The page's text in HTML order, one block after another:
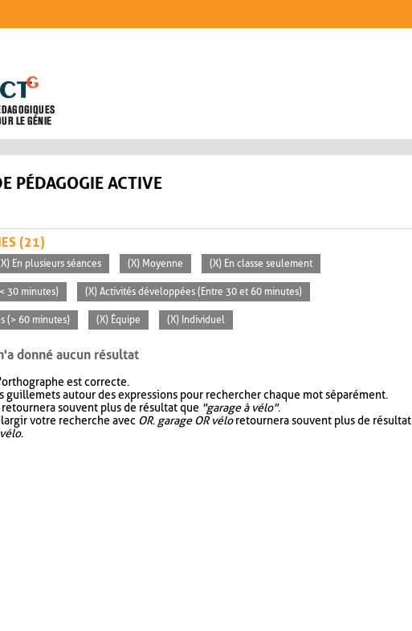
PÉDAGOGIE ACTIVE
(21)
En plusieurs séances (X) Moyenne (X) En classe seulement
30 minutes) (X) Activités développées (Entre 30 et 60 minutes)
(> 60 minutes) (X) Équipe (X) Individuel
donné aucun résultat
est correcte.
guillemets autour des expressions pour rechercher chaque mot séparément.
retournera souvent plus de résultat que "garage à vélo".
votre recherche avec OR. garage OR véloretournera souvent plus de résultat
.